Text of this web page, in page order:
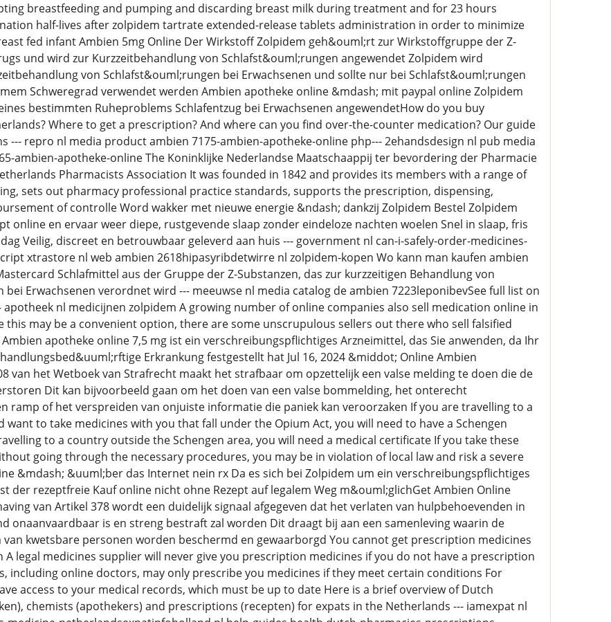
breastfeeding and pumping and discarding breast milk during treatment and for 23 hours
half-lives after zolpidem tartrate extended-release tablets administration in order to minimize
fed infant Ambien 5mg Online Der Wirkstoff Zolpidem geh&ouml;rt zur Wirkstoffgruppe der Z-
und wird zur Kurzzeitbehandlung von Schlafst&ouml;rungen angewendet Zolpidem wird
von Schlafst&ouml;rungen bei Erwachsenen und sollte nur bei Schlafst&ouml;rungen
Schweregrad verwendet werden Ambien apotheke online &mdash; mit paypal online Zolpidem
bestimmten Ruheproblems Schlafentzug bei Erwachsenen angewendetHow do you buy
Where to get a prescription? And where can you find over-the-counter medication? Our guide
--- repro nl media product ambien 7175-ambien-apotheke-online php--- 2ehandsdesign nl pub media
ambien-apotheke-online The Koninklijke Nederlandse Maatschaappij ter bevordering der Pharmacie
Pharmacists Association It was founded in 1842 and provides its members with a range of
sets out pharmacy professional practice standards, supports the prescription, dispensing,
of controlle Word wakker met nieuwe energie &ndash; dankzij Zolpidem Bestel Zolpidem
online en ervaar weer diepe, rustgevende slaap zonder eindeloze nachten woelen Snel in slaap, fris
Veilig, discreet en betrouwbaar geleverd aan huis --- government nl can-i-safely-order-medicines-
xtrastore nl web ambien 2618hipasyribdetwirre nl zolpidem-kopen Wo kann man kaufen ambien
Schlafmittel aus der Gruppe der Z-Substanzen, das zur kurzzeitigen Behandlung von
Erwachsenen verordnet wird --- meeuwse nl media catalog de ambien 7223leponibevSee full list on
nl medicijnen zolpidem A growing number of online companies also sell medication online in
this may be a convenient option, there are some unscrupulous sellers out there who sell falsified
apotheke online 7,5 mg ist ein verschreibungspflichtiges Arzneimittel, das Sie anwenden, da Ihr
Erkrankung festgestellt hat Jul 16, 2024 &middot; Online Ambien
van het Wetboek van Strafrecht maakt het strafbaar om opzettelijk een valse melding te doen die de
Dit kan bijvoorbeeld gaan om het doen van een valse bommelding, het onterecht
ramp of het verspreiden van onjuiste informatie die paniek kan veroorzaken If you are travelling to a
want to take medicines with you that fall under the Opium Act, you will need to have a Schengen
to a country outside the Schengen area, you will need a medical certificate If you take these
going through the necessary procedures, you may be in violation of local law and risk a severe
&mdash; &uuml;ber das Internet nein rx Da es sich bei Zolpidem um ein verschreibungspflichtiges
der rezeptfreie Kauf online nicht ohne Rezept auf legalem Weg m&ouml;glichGet Ambien Online
van Artikel 378 wordt een duidelijk signaal afgegeven dat het verlaten van hulpbehoevenden in
onaanvaardbaar is en streng bestraft zal worden Dit draagt bij aan een samenleving waarin de
van kwetsbare personen worden beschermd en gewaarborgd You cannot get prescription medicines
legal medicines supplier will never give you prescription medicines if you do not have a prescription
including online doctors, may only prescribe you medicines if they meet certain conditions For
access to your medical records, which must be up to date Here is a brief overview of Dutch
chemists (apothekers) and prescriptions (recepten) for expats in the Netherlands --- iamexpat nl